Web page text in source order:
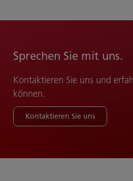
Sprechen Sie mit uns.
Kontaktieren Sie uns und
können.
Kontaktieren Sie uns